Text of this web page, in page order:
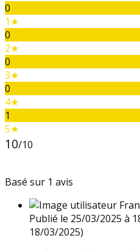
0
1★
0
2★
0
3★
0
4★
1
5★
10/10
Basé sur 1 avis
Publié le 25/03/2025 à
18/03/2025)